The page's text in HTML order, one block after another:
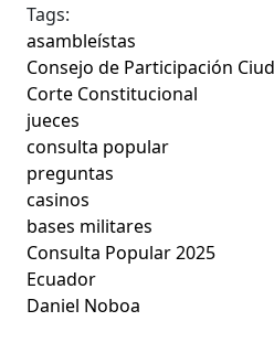
Tags:
asambleístas
Consejo de Participación
Corte Constitucional
jueces
consulta popular
preguntas
casinos
bases militares
Consulta Popular 2025
Ecuador
Daniel Noboa